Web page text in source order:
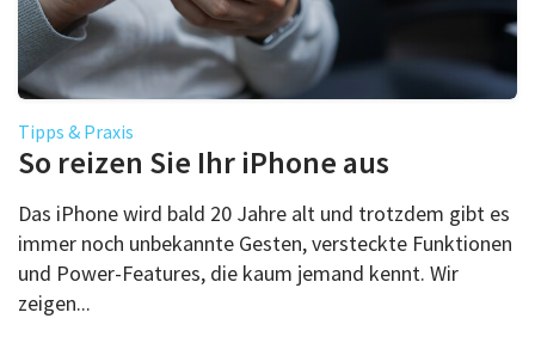
Tipps & Praxis
So reizen Sie Ihr iPhone aus
Das iPhone wird bald 20 Jahre alt und trotzdem gibt es
immer noch unbekannte Gesten, versteckte Funktionen
und Power-Features, die kaum jemand kennt. Wir
zeigen...